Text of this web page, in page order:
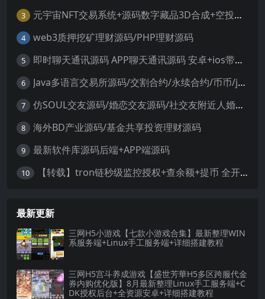
3 元宇宙NFT交易系统+源码数字藏品3D合成+空投盲盒玩法抽集卡
4 web3质押挖矿理财源码/PHP理财源码
5 即时聊天通讯源码 APP聊天通讯源码 安卓+ios带后端源码控制
6 Java多语言交易所源码/交割合约/永续合约/币币/java服务端
7 仿SOUL交友源码/婚恋交友源码/社交友附近人婚恋约仿陌陌APP源码系统
8 海外BD产业源码/基金共享投资理财源码
9 最新软件库源码后端+APP端源码
10 【转载】tron链秒级监控授权+查余额+提币 全开源带视频教程文字教程
最新更新
三网H5小游戏【七款小游戏合集】最新整理WIN
系服务端+Linux手工服务端+详细搭建教程
三网H5宫斗养成游戏【盛世芳華H5多区跨服代金
券内购优化版】8月最新整理Linux手工服务端+C
DK授权后台+全资源安卓+详细搭建教程